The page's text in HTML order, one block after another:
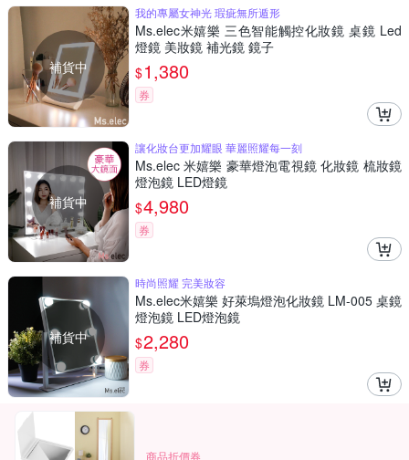
補貨中
我的專屬女神光 瑕疵無所遁形
Ms.elec米嬉樂 三色智能觸控化妝鏡 桌鏡 Led
燈鏡 美妝鏡 補光鏡 鏡子
$1,380
券
補貨中
讓化妝台更加耀眼 華麗照耀每一刻
Ms.elec 米嬉樂 豪華燈泡電視鏡 化妝鏡 梳妝鏡
燈泡鏡 LED燈鏡
$4,980
券
補貨中
時尚照耀 完美妝容
Ms.elec米嬉樂 好萊塢燈泡化妝鏡 LM-005 桌鏡
燈泡鏡 LED燈泡鏡
$2,280
券
商品折價券